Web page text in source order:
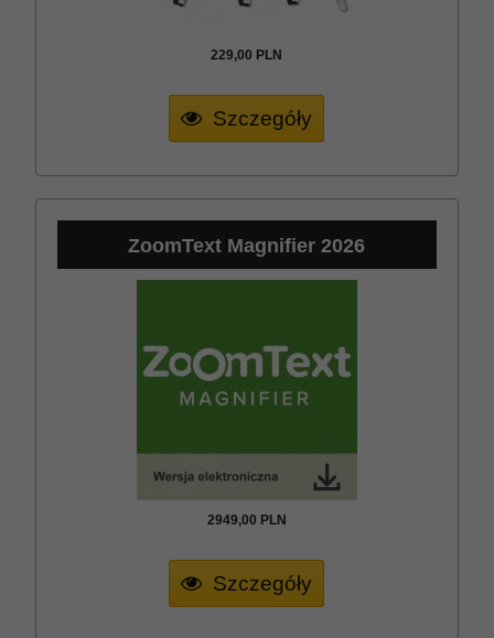
229,00 PLN
Szczegóły
ZoomText Magnifier 2026
2949,00 PLN
Szczegóły